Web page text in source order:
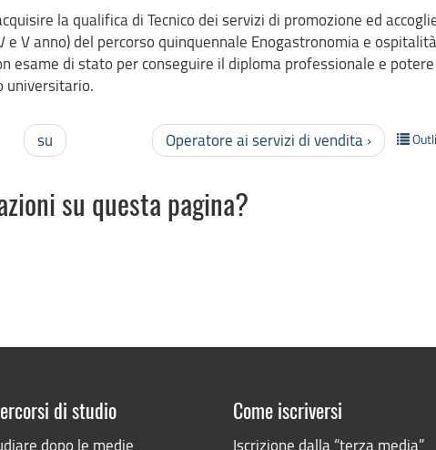
la qualifica di Tecnico dei servizi di promozione ed
e V anno) del percorso quinquennale Enogastronomia e ospitalità
esame di stato per conseguire il diploma professionale e potere
universitario.
su Operatore ai servizi di vendita ›
su questa pagina?
di studio
dopo le medie
Come iscriversi
Iscrizione dalla “terza media”